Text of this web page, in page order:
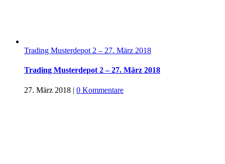
Trading Musterdepot 2 – 27. März 2018
Trading Musterdepot 2 – 27. März 2018
27. März 2018 | 0 Kommentare